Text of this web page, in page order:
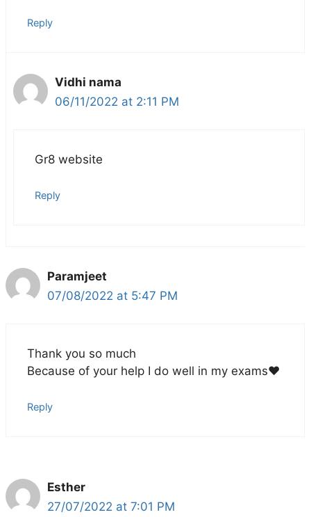
Reply
Vidhi nama
06/11/2022 at 2:11 PM
Gr8 website
Reply
Paramjeet
07/08/2022 at 5:47 PM
Thank you so much
Because of your help I do well in my exams❤️
Reply
Esther
27/07/2022 at 7:01 PM